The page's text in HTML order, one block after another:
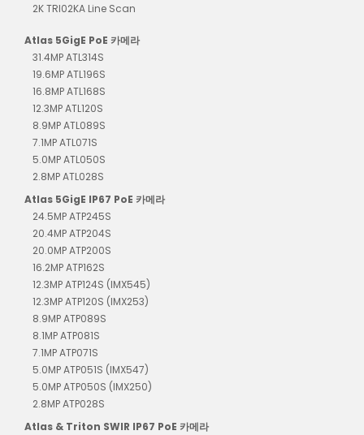
2K TRI02KA Line Scan
Atlas 5GigE PoE 카메라
31.4MP ATL314S
19.6MP ATL196S
16.8MP ATL168S
12.3MP ATL120S
8.9MP ATL089S
7.1MP ATL071S
5.0MP ATL050S
2.8MP ATL028S
Atlas 5GigE IP67 PoE 카메라
24.5MP ATP245S
20.4MP ATP204S
20.0MP ATP200S
16.2MP ATP162S
12.3MP ATP124S (IMX545)
12.3MP ATP120S (IMX253)
8.9MP ATP089S
8.1MP ATP081S
7.1MP ATP071S
5.0MP ATP051S (IMX547)
5.0MP ATP050S (IMX250)
2.8MP ATP028S
Atlas & Triton SWIR IP67 PoE 카메라